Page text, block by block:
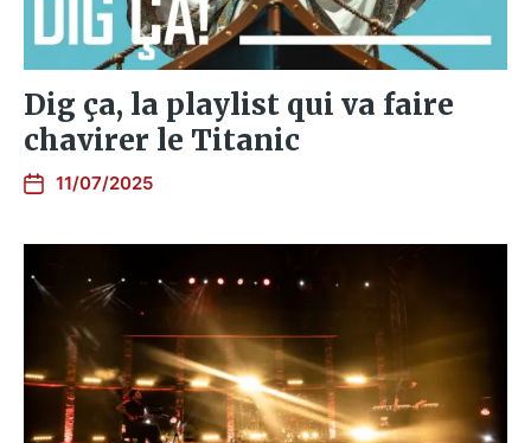
Dig ça, la playlist qui va faire
chavirer le Titanic
11/07/2025